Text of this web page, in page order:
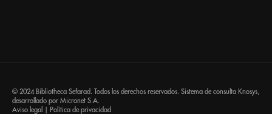
© 2024 Bibliotheca Sefarad. Todos los derechos reservados. Sistema de consulta Knosys
desarrollado por Micronet S.A.
Aviso legal
Política de privacidad